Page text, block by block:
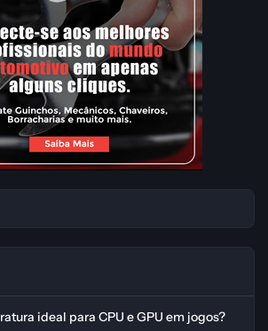
ideal para CPU e GPU em jogos?